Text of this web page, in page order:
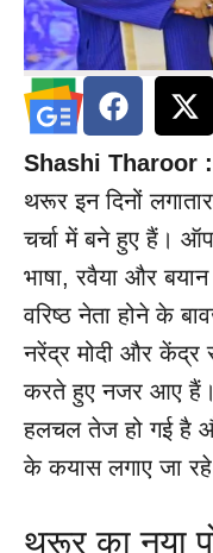
Shashi Tharoor :
थरूर इन दिनों
चर्चा में बने हुए हैं।
भाषा, रवैया और
वरिष्ठ नेता होने के
नरेंद्र मोदी और
करते हुए नजर आए
हलचल तेज हो गई है
के कयास लगाए जा
थरूर का नया